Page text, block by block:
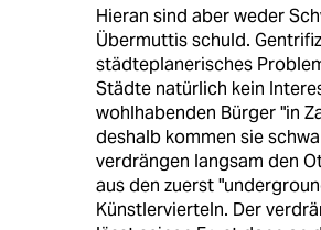
Hieran sind aber weder
Übermuttis schuld.
städteplanerisches
Städte natürlich kein
wohlhabenden Bürger "in
deshalb kommen sie
verdrängen langsam den
aus den zuerst
Künstlervierteln. Der